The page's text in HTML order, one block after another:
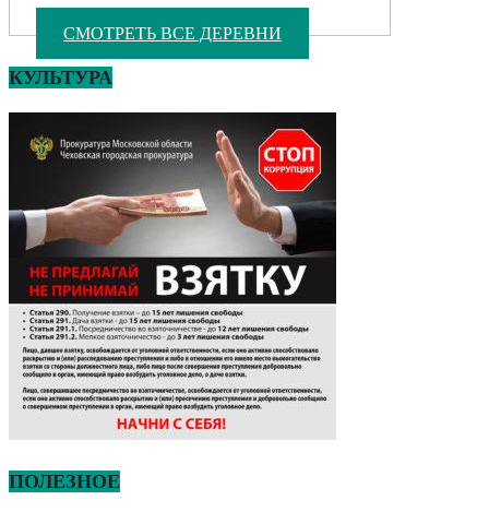
СМОТРЕТЬ ВСЕ ДЕРЕВНИ
КУЛЬТУРА
ПОЛЕЗНОЕ